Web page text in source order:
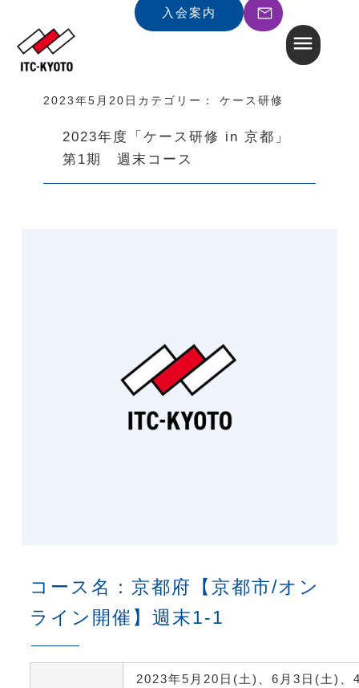
入会案内
2023年5月20日 カテゴリー： ケース研修
2023年度「ケース研修 in 京都」
第1期 週末コース
コース名：京都府【京都市/オン
ライン開催】週末1-1
2023年5月20日(土)、6月3日(土)、